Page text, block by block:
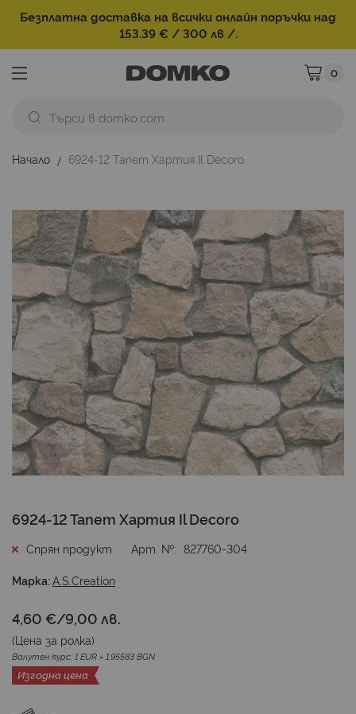
Безплатна доставка на всички онлайн поръчки над
153.39 € / 300 лв /.
Моята
0
Начало
6924-12 Тапет Хартия Il Decoro
края
галерията
на
изображенията
Преминете
началото
галерия
снимки
6924-12 Тапет Хартия Il Decoro
Спрян продукт Арт. № 827760-304
Марка:A.S.Creation
4,60 €/9,00 лв.
(Цена за ролка)
Валутен курс: 1 EUR = 1.95583 BGN
Изгодна цена